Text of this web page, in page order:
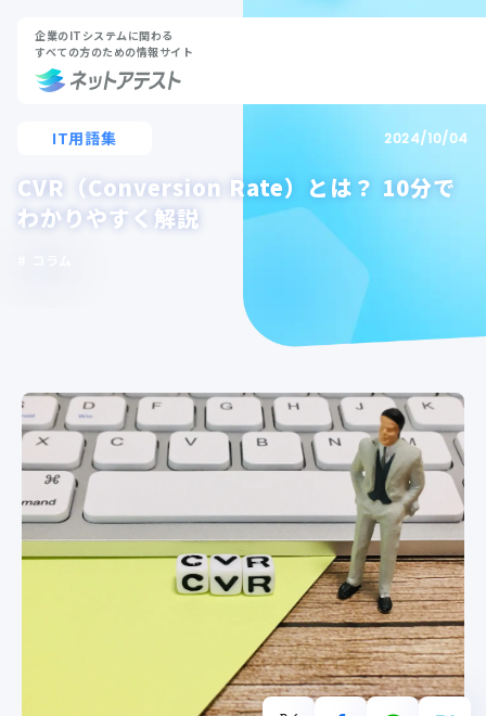
企業のITシステムに関わる
すべての方のための情報サイト
IT用語集 2024/10/04
CVR（Conversion Rate）とは？ 10分で
わかりやすく解説